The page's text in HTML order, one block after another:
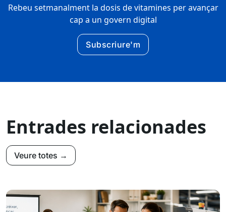
Rebeu setmanalment la dosis de vitamines per avançar
cap a un govern digital
Subscriure'm
Entrades relacionades
Veure totes →